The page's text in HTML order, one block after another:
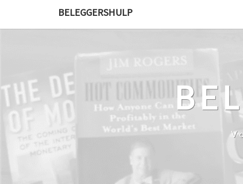
BELEGGERSHULP